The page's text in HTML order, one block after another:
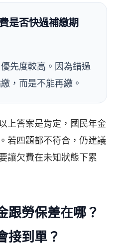
是否快過補繳期
先度較高。因為錯過
，而是不能再繳。
上答案是肯定，國民年金
若四題都不符合，仍建議
讓欠費在未知狀態下累
跟勞保差在哪？
接到單？